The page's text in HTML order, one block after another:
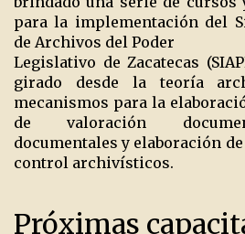
para la implementación del
de Archivos del Poder
Legislativo de Zacatecas
girado desde la teoría
mecanismos para la
de valoración
documentales y elaboración
control archivísticos.
Próximas